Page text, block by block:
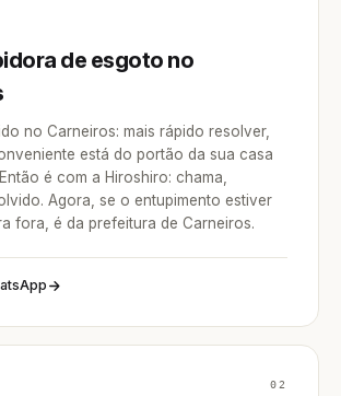
de esgoto no
no Carneiros: mais rápido resolver,
está do portão da sua casa
é com a Hiroshiro: chama,
Agora, se o entupimento estiver
fora, é da prefeitura de Carneiros.
02